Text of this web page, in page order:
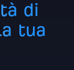
di
tua